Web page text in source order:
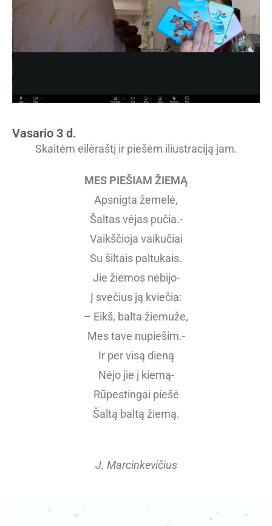
Vasario 3 d.
Skaitėm eilėraštį ir piešėm iliustraciją jam.
MES PIEŠIAM ŽIEMĄ
Apsnigta žemelė,
Šaltas vėjas pučia.-
Vaikščioja vaikučiai
Su šiltais paltukais.
Jie žiemos nebijo-
Į svečius ją kviečia:
– Eikš, balta žiemuže,
Mes tave nupiešim.-
Ir per visą dieną
Nėjo jie į kiemą-
Rūpestingai piešė
Šaltą baltą žiemą.
J. Marcinkevičius